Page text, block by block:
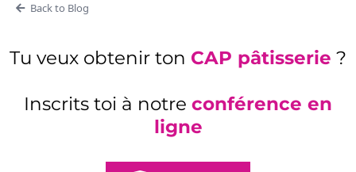
Back to Blog
Tu veux obtenir ton CAP pâtisserie ?
Inscrits toi à notre conférence en
ligne